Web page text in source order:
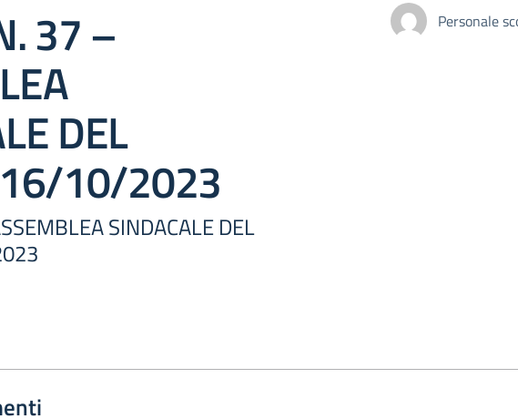
37 –
DEL
16/10/2023
SINDACALE DEL
Personale